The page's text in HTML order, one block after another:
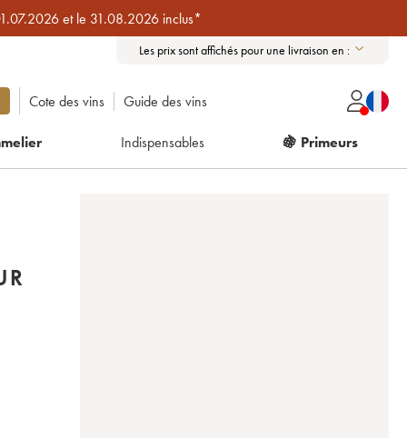
et le 31.08.2026 inclus*
Les prix sont affichés pour une livraison en :
Cote des vins Guide des vins
Indispensables 🍇 Primeurs